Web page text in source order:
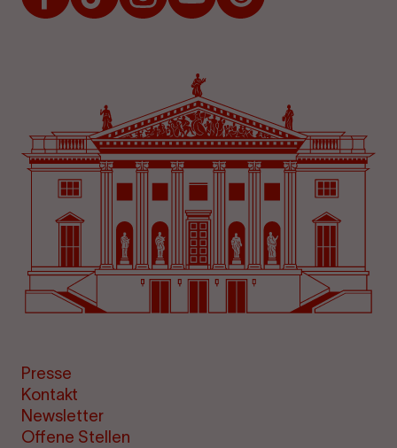
Presse
Kontakt
Newsletter
Offene Stellen